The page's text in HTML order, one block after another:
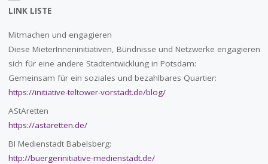
LINK LISTE
Mitmachen und engagieren
Diese MieterInneninitiativen, Bündnisse und Netzwerke engagieren
sich für eine andere Stadtentwicklung in Potsdam:
Gemeinsam für ein soziales und bezahlbares Quartier:
https://initiative-teltower-vorstadt.de/blog/
AStAretten
https://astaretten.de/
BI Medienstadt Babelsberg:
http://buergerinitiative-medienstadt.de/